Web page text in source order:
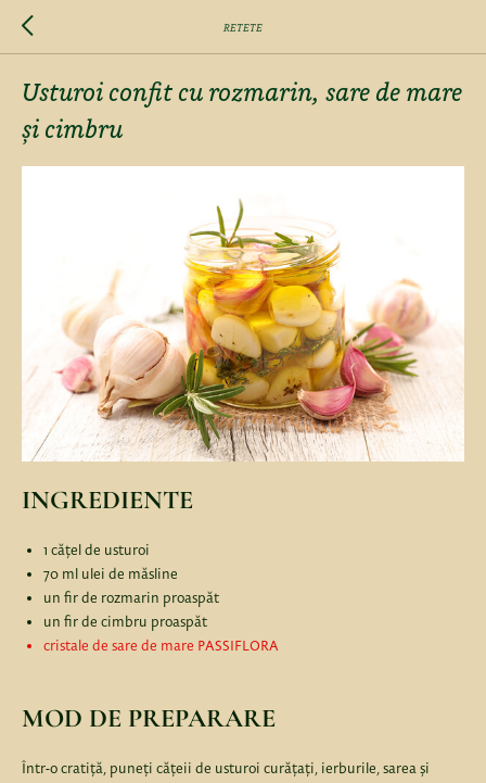
RETETE
Usturoi confit cu rozmarin, sare de mare
și cimbru
INGREDIENTE
1 cățel de usturoi
70 ml ulei de măsline
un fir de rozmarin proaspăt
un fir de cimbru proaspăt
cristale de sare de mare PASSIFLORA
MOD DE PREPARARE
Într-o cratiță, puneți cățeii de usturoi curățați, ierburile, sarea și